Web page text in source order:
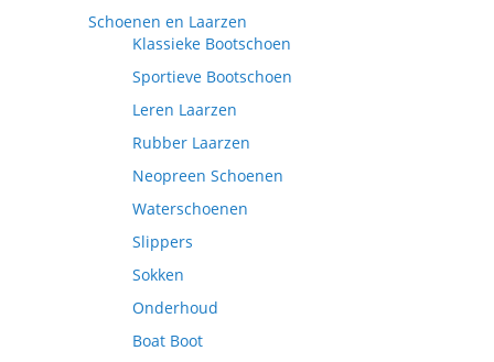
Schoenen en Laarzen
Klassieke Bootschoen
Sportieve Bootschoen
Leren Laarzen
Rubber Laarzen
Neopreen Schoenen
Waterschoenen
Slippers
Sokken
Onderhoud
Boat Boot